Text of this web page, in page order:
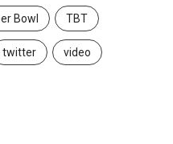
Bowl TBT
twitter video